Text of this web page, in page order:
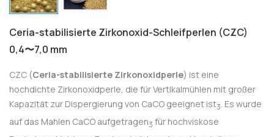
Ceria-stabilisierte Zirkonoxid-Schleifperlen (CZC)
0,4〜7,0 mm
CZC (Ceria-stabilisierte Zirkonoxidperle) ist eine
hochdichte Zirkonoxidperle, die für Vertikalmühlen mit großer
Kapazität zur Dispergierung von CaCO geeignet ist3. Es wurde
auf das Mahlen CaCO aufgetragen3 für hochviskose